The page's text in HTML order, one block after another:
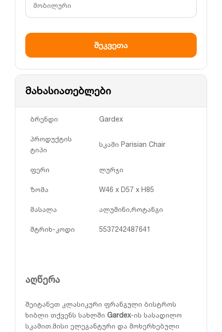
მახასიათებლები
ბრენდი Gardex
პროდუქტის
ტიპი
სკამი Parisian Chair
ფერი ლურჯი
ზომა W46 x D57 x H85
მასალა ალუმინი,როტანგი
შტრიხ-კოდი 5537242487641
აღწერა
შეიტანეთ კლასიკური ფრანგული ბისტროს
ხიბლი თქვენს სახლში Gardex-ის სასადილო
სკამით.მისი ელეგანტური და მოხერხებული